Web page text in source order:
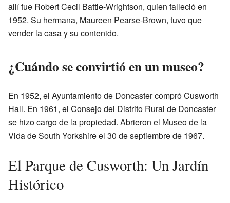
allí fue Robert Cecil Battie-Wrightson, quien falleció en
1952. Su hermana, Maureen Pearse-Brown, tuvo que
vender la casa y su contenido.
¿Cuándo se convirtió en un museo?
En 1952, el Ayuntamiento de Doncaster compró Cusworth
Hall. En 1961, el Consejo del Distrito Rural de Doncaster
se hizo cargo de la propiedad. Abrieron el Museo de la
Vida de South Yorkshire el 30 de septiembre de 1967.
El Parque de Cusworth: Un Jardín
Histórico